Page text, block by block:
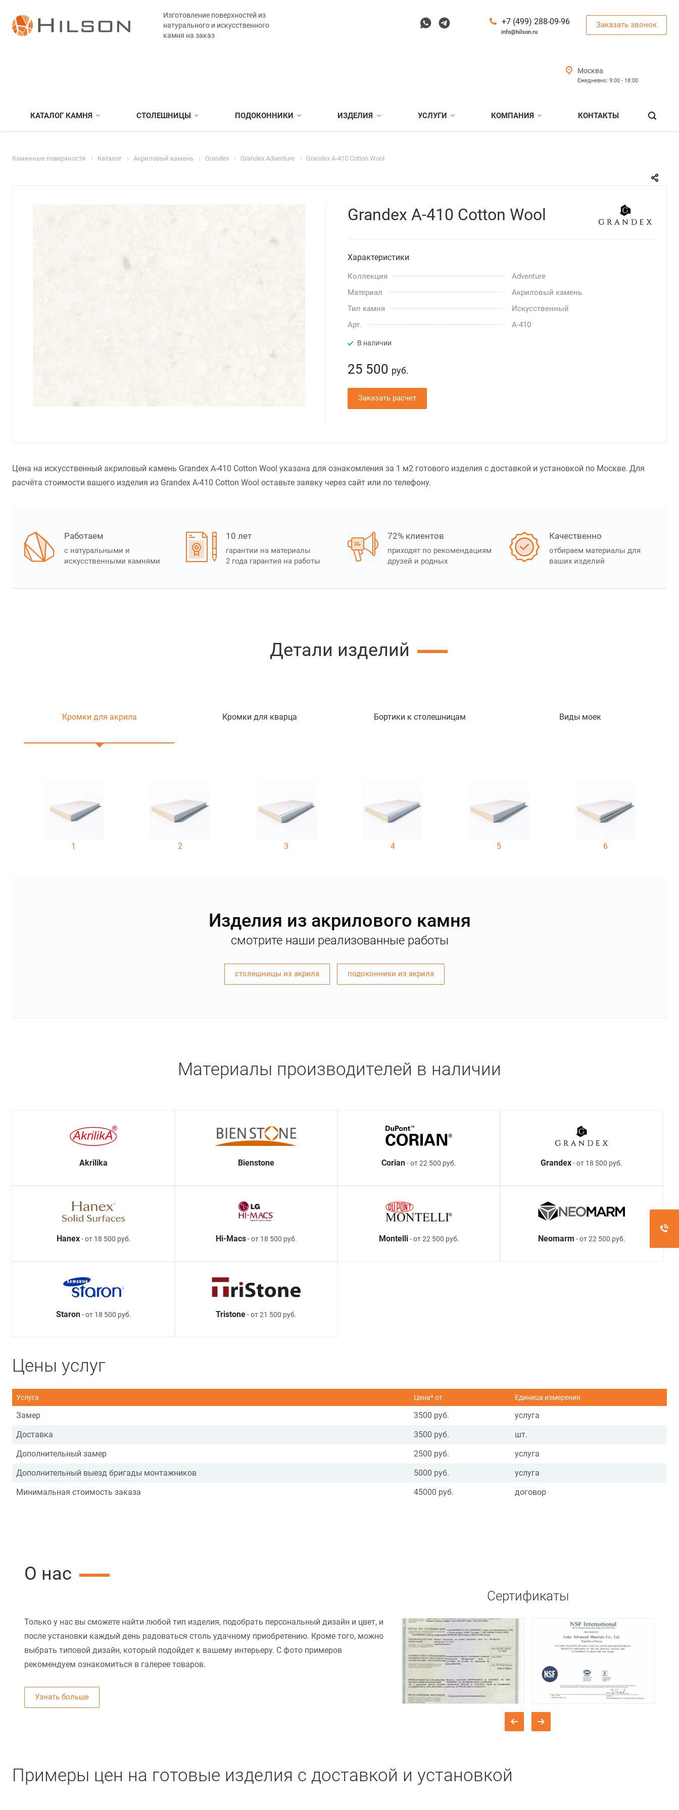
Изготовление поверхностей из
натурального и искусственного
камня на заказ
+7 (499) 288-09-96
info@hilson.ru
Заказать звонок
Москва
Ежедневно: 9:00 - 18:00
КАТАЛОГ КАМНЯ СТОЛЕШНИЦЫ ПОДОКОННИКИ ИЗДЕЛИЯ УСЛУГИ КОМПАНИЯ КОНТАКТЫ
Каменные поверхности Каталог Акриловый камень Grandex Grandex Adventure Grandex A-410 Cotton Wool
Grandex A-410 Cotton Wool
Характеристики
Коллекция
Adventure
Материал
Акриловый камень
Тип камня
Искусственный
Арт.
A-410
В наличии
25 500 руб.
Заказать расчет
Цена на искусственный акриловый камень Grandex A-410 Cotton Wool указана для ознакомления за 1 м2 готового изделия с доставкой и установкой по Москве. Для
расчёта стоимости вашего изделия из Grandex A-410 Cotton Wool оставьте заявку через сайт или по телефону.
Работаем
с натуральными и
искусственными камнями
10 лет
гарантии на материалы
2 года гарантия на работы
72% клиентов
приходят по рекомендациям
друзей и родных
Качественно
отбираем материалы для
ваших изделий
Детали изделий
Кромки для акрила Кромки для кварца Бортики к столешницам Виды моек
1 2 3 4 5 6
Изделия из акрилового камня
смотрите наши реализованные работы
столешницы из акрила подоконники из акрила
Материалы производителей в наличии
Akrilika Bienstone Corian- от 22 500 руб. Grandex- от 18 500 руб.
Hanex- от 18 500 руб. Hi-Macs- от 18 500 руб. Montelli- от 22 500 руб. Neomarm - от 22 500 руб.
Staron- от 18 500 руб. Tristone- от 21 500 руб.
Цены услуг
Услуга Цена* от Единица измерения
Замер 3500 руб.
услуга
Доставка
3500 руб.
шт.
Дополнительный замер
2500 руб.
услуга
Дополнительный выезд бригады монтажников
5000 руб.
услуга
Минимальная стоимость заказа
45000 руб. договор
О нас
Только у нас вы сможете найти любой тип изделия, подобрать персональный дизайн и цвет, и
после установки каждый день радоваться столь удачному приобретению. Кроме того, можно
выбрать типовой дизайн, который подойдет к вашему интерьеру. С фото примеров
рекомендуем ознакомиться в галерее товаров.
Узнать больше
Сертификаты
Примеры цен на готовые изделия с доставкой и установкой